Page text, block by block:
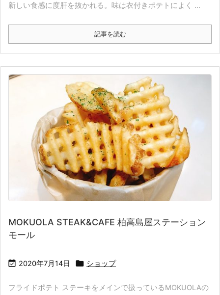
新しい食感に度肝を抜かれる。味は衣付きポテトによく ...
記事を読む
MOKUOLA STEAK&CAFE 柏高島屋ステーション
モール
 2020年7月14日  ショップ
フライドポテト ステーキをメインで扱っているMOKUOLAの